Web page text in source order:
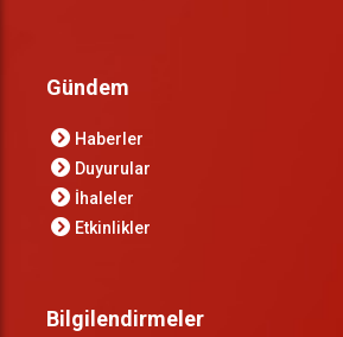
Gündem
Haberler
Duyurular
İhaleler
Etkinlikler
Bilgilendirmeler